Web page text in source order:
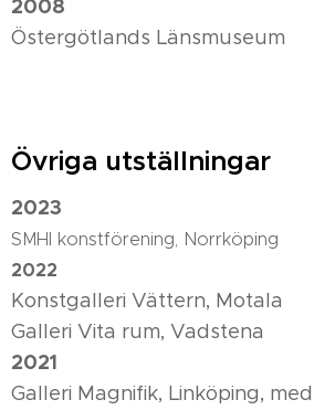
2008
Östergötlands Länsmuseum
Övriga utställningar
2023
SMHI konstförening, Norrköping
2022
Konstgalleri Vättern, Motala
Galleri Vita rum, Vadstena
2021
Galleri Magnifik, Linköping, med